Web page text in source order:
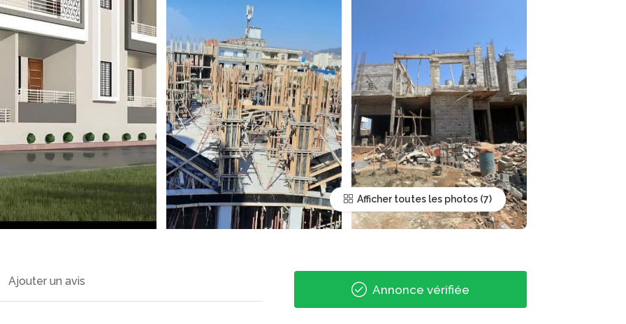
Afficher toutes les photos
Ajouter un avis
Annonce vérifiée